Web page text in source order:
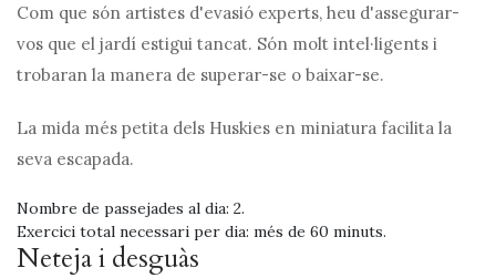
Com que són artistes d'evasió experts, heu d'assegurar-
vos que el jardí estigui tancat. Són molt intel·ligents i
trobaran la manera de superar-se o baixar-se.
La mida més petita dels Huskies en miniatura facilita la
seva escapada.
Nombre de passejades al dia: 2.
Exercici total necessari per dia: més de 60 minuts.
Neteja i desguàs